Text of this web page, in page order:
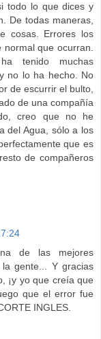
todo lo que dices y
De todas maneras,
cosas. Errores los
normal que ocurran.
tenido muchas
no lo ha hecho. No
de escurrir el bulto,
de una compañía
creo que no he
del Agua, sólo a los
que es
de compañeros
de las mejores
gente... Y gracias
¡y yo que creía que
que el error fue
INGLES.